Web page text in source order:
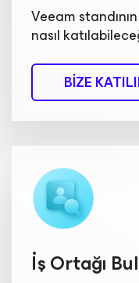
Veeam
nasıl
BIZE
İş Ortağı